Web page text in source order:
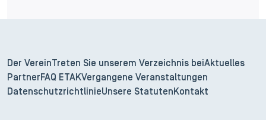
Der Verein Treten Sie unserem Verzeichnis bei Aktuelles
Partner FAQ ETAKVergangene Veranstaltungen
DatenschutzrichtlinieUnsere Statuten Kontakt